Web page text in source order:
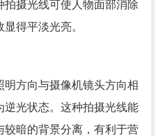
摄光线可使人物面部消除
得平淡光亮。
方向与摄像机镜头方向相
逆光状态。这种拍摄光线能
较暗的背景分离，有利于营